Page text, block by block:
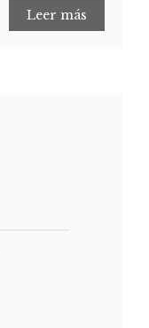
Leer más